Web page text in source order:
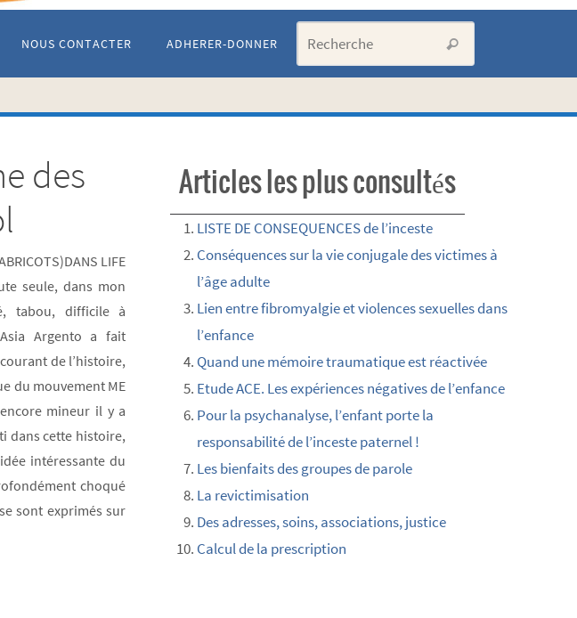
NOUS CONTACTER ADHERER-DONNER Recherche
des
LIFE
seule, dans mon
tabou, difficile à
Argento a fait
de l’histoire,
du mouvement ME
mineur il y a
dans cette histoire,
intéressante du
choqué
sont exprimés sur
Articles les plus consultés
LISTE DE CONSEQUENCES de l’inceste
Conséquences sur la vie conjugale des victimes à
l’âge adulte
Lien entre fibromyalgie et violences sexuelles dans
l’enfance
Quand une mémoire traumatique est réactivée
Etude ACE. Les expériences négatives de l’enfance
Pour la psychanalyse, l’enfant porte la
responsabilité de l’inceste paternel !
Les bienfaits des groupes de parole
La revictimisation
Des adresses, soins, associations, justice
Calcul de la prescription